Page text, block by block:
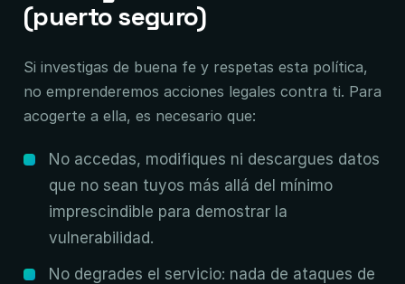
(puerto seguro)
Si investigas de buena fe y respetas esta política,
no emprenderemos acciones legales contra ti. Para
acogerte a ella, es necesario que:
No accedas, modifiques ni descargues datos
que no sean tuyos más allá del mínimo
imprescindible para demostrar la
vulnerabilidad.
No degrades el servicio: nada de ataques de